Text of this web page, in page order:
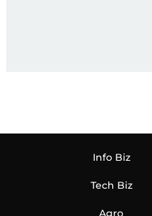
Info Biz
Tech Biz
Agro